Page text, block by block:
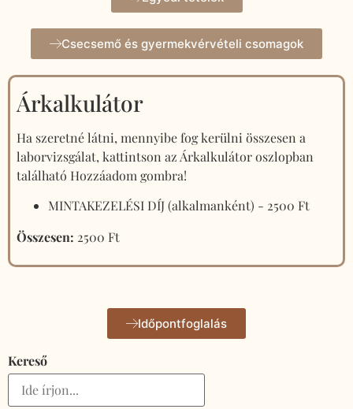
Csecsemő és gyermekvérvételi csomagok
Árkalkulátor
Ha szeretné látni, mennyibe fog kerülni összesen a
laborvizsgálat, kattintson az Árkalkulátor oszlopban
található Hozzáadom gombra!
MINTAKEZELÉSI DÍJ (alkalmanként) - 2500 Ft
Összesen: 2500 Ft
Időpontfoglalás
Kereső